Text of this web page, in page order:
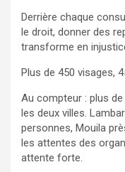
Derrière chaque
le droit, donner des
transforme en
Plus de 450 visages,
Au compteur : plus
les deux villes.
personnes, Mouila
les attentes des
attente forte.